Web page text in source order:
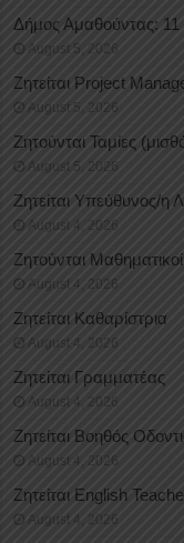
Δήμος Αμαθούντας: 11
August 5, 2026
Ζητείται Project
August 5, 2026
Ζητούνται Ταμίες
August 5, 2026
Ζητείται Υπεύθυνος/η
August 4, 2026
Ζητούνται Μαθηματικοί
August 4, 2026
Ζητείται Καθαρίστρια
August 4, 2026
Ζητείται Γραμματέας
August 4, 2026
Ζητείται Βοηθός
August 4, 2026
Ζητείται English
August 4, 2026